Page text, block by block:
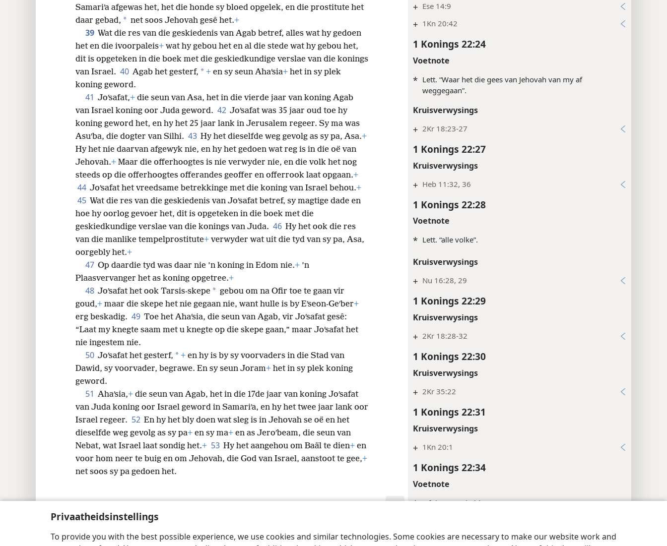
Privaatheidsinstellings
To provide you with the best possible experience, we use cookies and similar technologies. Some cookies are necessary to make our website work and
+ Ese 14:9
+ 1Kn 20:42
1 Konings 22:24
Voetnote
* Lett. “Waar het die gees van Jehovah van my af
weggegaan”.
Kruisverwysings
+ 2Kr 18:23-27
1 Konings 22:27
Kruisverwysings
+ Heb 11:32, 36
1 Konings 22:28
Voetnote
* Lett. “alle volke”.
Kruisverwysings
+ Nu 16:28, 29
1 Konings 22:29
Kruisverwysings
+ 2Kr 18:28-32
1 Konings 22:30
Kruisverwysings
+ 2Kr 35:22
1 Konings 22:31
Kruisverwysings
+ 1Kn 20:1
1 Konings 22:34
Voetnote
* Of “in sy onskuld”.
* Lett. “kamp”.
Samariʹa afgewas het, het die honde sy bloed opgelek, en die prostitute het
daar gebad, * net soos Jehovah gesê het.+
39 Wat die res van die geskiedenis van Agab betref, alles wat hy gedoen
het en die ivoorpaleis+ wat hy gebou het en al die stede wat hy gebou het,
dit is opgeteken in die boek met die geskiedkundige verslae van die konings
van Israel. 40 Agab het gesterf, * + en sy seun Ahaʹsia+ het in sy plek
koning geword.
41 Joʹsafat,+ die seun van Asa, het in die vierde jaar van koning Agab
van Israel koning oor Juda geword. 42 Joʹsafat was 35 jaar oud toe hy
koning geword het, en hy het 25 jaar lank in Jerusalem regeer. Sy ma was
Asuʹba, die dogter van Silhi. 43 Hy het dieselfde weg gevolg as sy pa, Asa.+
Hy het nie daarvan afgewyk nie, en hy het gedoen wat reg is in die oë van
Jehovah.+ Maar die offerhoogtes is nie verwyder nie, en die volk het nog
steeds op die offerhoogtes offerandes geoffer en offerrook laat opgaan.+
44 Joʹsafat het vreedsame betrekkinge met die koning van Israel behou.+
45 Wat die res van die geskiedenis van Joʹsafat betref, sy magtige dade en
hoe hy oorlog gevoer het, dit is opgeteken in die boek met die
geskiedkundige verslae van die konings van Juda. 46 Hy het ook die res
van die manlike tempelprostitute+ verwyder wat uit die tyd van sy pa, Asa,
oorgebly het.+
47 Op daardie tyd was daar nie ’n koning in Edom nie.+ ’n
Plaasvervanger het as koning opgetree.+
48 Joʹsafat het ook Tarsis-skepe * gebou om na Ofir toe te gaan vir
goud,+ maar die skepe het nie gegaan nie, want hulle is by Eʹseon-Geʹber+
erg beskadig. 49 Toe het Ahaʹsia, die seun van Agab, vir Joʹsafat gesê:
“Laat my knegte saam met u knegte op die skepe gaan,” maar Joʹsafat het
nie ingestem nie.
50 Joʹsafat het gesterf, * + en hy is by sy voorvaders in die Stad van
Dawid, sy voorvader, begrawe. En sy seun Joram+ het in sy plek koning
geword.
51 Ahaʹsia,+ die seun van Agab, het in die 17de jaar van koning Joʹsafat
van Juda koning oor Israel geword in Samariʹa, en hy het twee jaar lank oor
Israel regeer. 52 En hy het bly doen wat sleg is in Jehovah se oë en het
dieselfde weg gevolg as sy pa+ en sy ma+ en as Jeroʹbeam, die seun van
Nebat, wat Israel laat sondig het.+ 53 Hy het aangehou om Baäl te dien+ en
voor hom neer te buig en om Jehovah, die God van Israel, aanstoot te gee,+
net soos sy pa gedoen het.
© 2026 Watch Tower Bible and Tract Society of Pennsylvania